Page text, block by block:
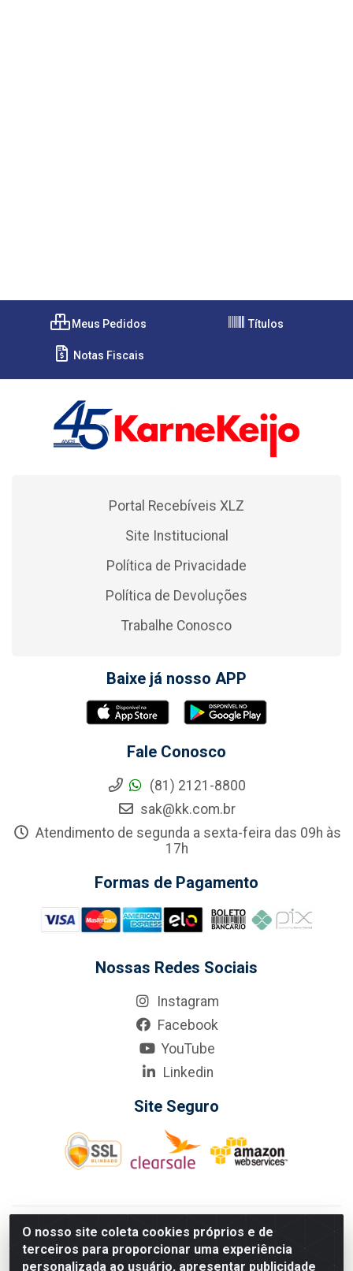
O nosso site coleta cookies próprios e de
terceiros para proporcionar uma experiência
personalizada ao usuário, apresentar publicidade
Meus Pedidos Títulos
Notas Fiscais
Portal Recebíveis XLZ
Site Institucional
Política de Privacidade
Política de Devoluções
Trabalhe Conosco
Baixe já nosso APP
Fale Conosco
(81) 2121-8800
sak@kk.com.br
Atendimento de segunda a sexta-feira das 09h às
17h
Formas de Pagamento
Nossas Redes Sociais
Instagram
Facebook
YouTube
Linkedin
Site Seguro
KarneKeijo Logistica Integrada LTDA - Rod. Br-101 Sul, nº3700
- Barro, Recife/PE, 50900-400 CNPJ: 24.150.377/0001-95
Estados atendidos pela KarneKeijo: PE, PB e RN.